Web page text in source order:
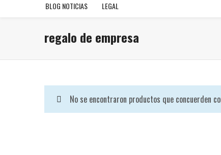
BLOG NOTICIAS LEGAL
regalo de empresa
No se encontraron productos que concuerden